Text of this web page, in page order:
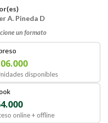
A. Pineda D
un formato
disponibles
online + offline